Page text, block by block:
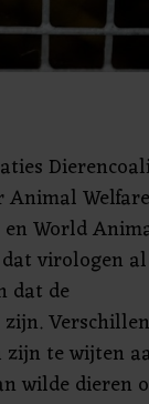
en World
virologen
dat de
zijn te wijten
wilde dieren